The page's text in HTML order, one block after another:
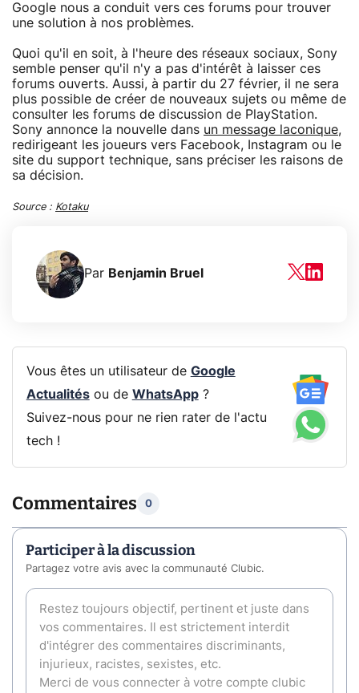
Google nous a conduit vers ces forums pour trouver
une solution à nos problèmes.
Quoi qu'il en soit, à l'heure des réseaux sociaux, Sony
semble penser qu'il n'y a pas d'intérêt à laisser ces
forums ouverts. Aussi, à partir du 27 février, il ne sera
plus possible de créer de nouveaux sujets ou même de
consulter les forums de discussion de PlayStation.
Sony annonce la nouvelle dans un message laconique,
redirigeant les joueurs vers Facebook, Instagram ou le
site du support technique, sans préciser les raisons de
sa décision.
Source : Kotaku
Par Benjamin Bruel
Vous êtes un utilisateur de Google
Actualitésou de WhatsApp?
Suivez-nous pour ne rien rater de l'actu
tech !
Commentaires 0
Participer à la discussion
Partagez votre avis avec la communauté Clubic.